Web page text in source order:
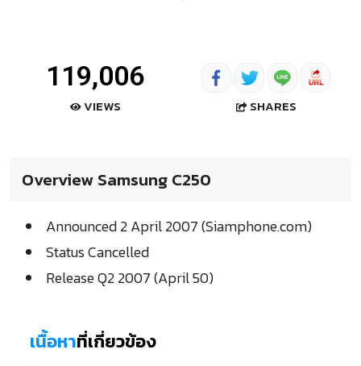
119,006
VIEWS SHARES
Overview Samsung C250
Announced 2 April 2007 (Siamphone.com)
Status Cancelled
Release Q2 2007 (April 50)
เนื้อหาที่เกี่ยวข้อง